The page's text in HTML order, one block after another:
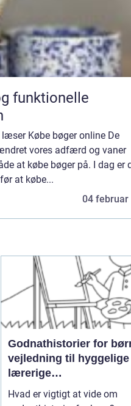
funktionelle
Købe bøger online De
vores adfærd og vaner
at købe bøger på. I dag er
at købe...
04 februar
Godnathistorier for
vejledning til
lærerige
sengetidsoplevelser
Hvad er vigtigt at vide om